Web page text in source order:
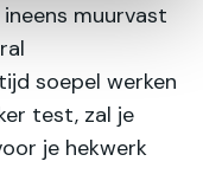
muurvast
soepel werken
test, zal je
je hekwerk